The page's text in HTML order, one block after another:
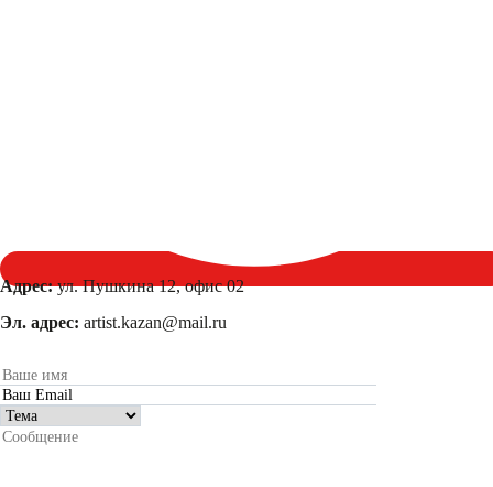
Адрес:ул. Пушкина 12, офис 02
Эл. адрес: artist.kazan@mail.ru